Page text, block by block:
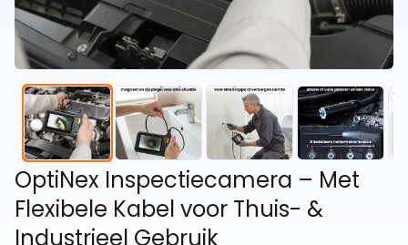
OptiNex Inspectiecamera – Met
Flexibele Kabel voor Thuis- &
Industrieel Gebruik